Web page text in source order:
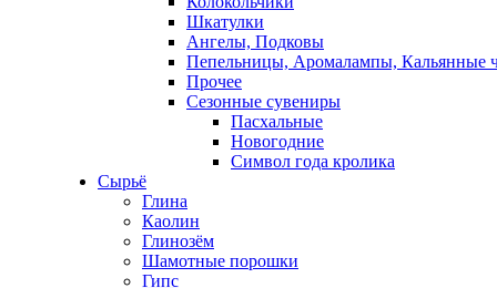
Шкатулки
Ангелы, Подковы
Пепельницы, Аромалампы, Кальянные
Прочее
Сезонные сувениры
Пасхальные
Новогодние
Символ года кролика
Сырьё
Глина
Каолин
Глинозём
Шамотные порошки
Гипс